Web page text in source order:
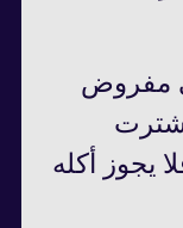
مفروض
يجوز أكله